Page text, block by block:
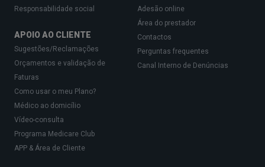
Diagnóstico da intolerância alimentar à
frutose
Diagnosticar a intolerância alimentar à frutose
pode ser mais desafiante, uma vez que os
sintomas podem sobrepor-se aos de outras
condições, como a síndrome do intestino irritável.
O principal teste utilizado é o teste respiratório da
frutose, que consiste em beber uma solução com
Responsabilidade social
APOIO AO CLIENTE
Sugestões/Reclamações
Orçamentos e validação de
Faturas
Como usar o meu Plano?
Médico ao domicílio
Vídeo-consulta
Programa Medicare Club
APP & Área de Cliente
Adesão online
Área do prestador
Contactos
Perguntas frequentes
Canal Interno de Denúncias